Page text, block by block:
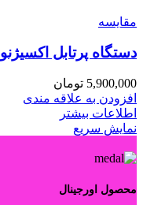
مقايسه
دستگاه پرتابل اکسیژنو
5,900,000 تومان
افزودن به علاقه مندی
اطلاعات بیشتر
نمایش سریع
محصول اورجینال